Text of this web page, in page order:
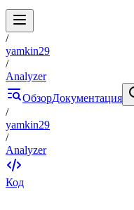
/
yamkin29
/
Analyzer
ОбзорДокументация
/
yamkin29
/
Analyzer
Код